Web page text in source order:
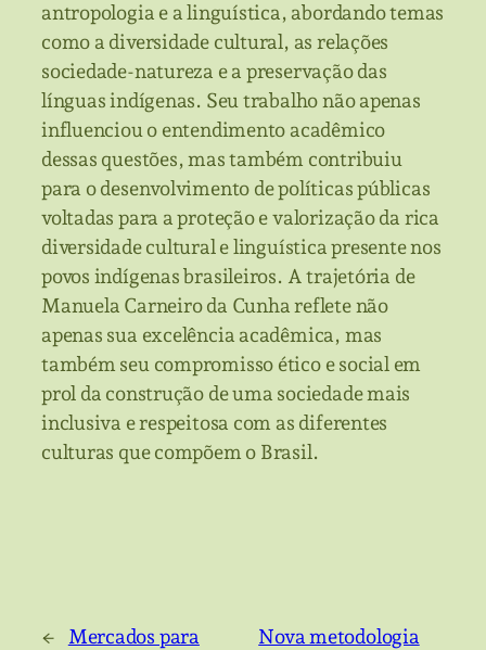
antropologia e a linguística, abordando temas
como a diversidade cultural, as relações
sociedade-natureza e a preservação das
línguas indígenas. Seu trabalho não apenas
influenciou o entendimento acadêmico
dessas questões, mas também contribuiu
para o desenvolvimento de políticas públicas
voltadas para a proteção e valorização da rica
diversidade cultural e linguística presente nos
povos indígenas brasileiros. A trajetória de
Manuela Carneiro da Cunha reflete não
apenas sua excelência acadêmica, mas
também seu compromisso ético e social em
prol da construção de uma sociedade mais
inclusiva e respeitosa com as diferentes
culturas que compõem o Brasil.
←
Mercados para
Nova metodologia